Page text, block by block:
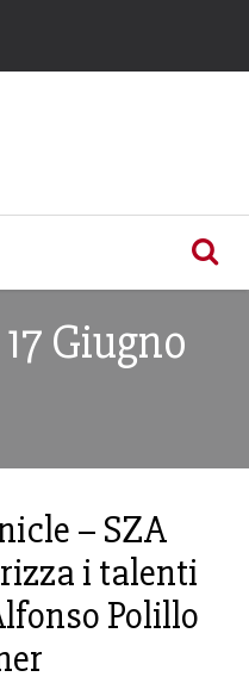
Giugno
– SZA
i talenti
Polillo